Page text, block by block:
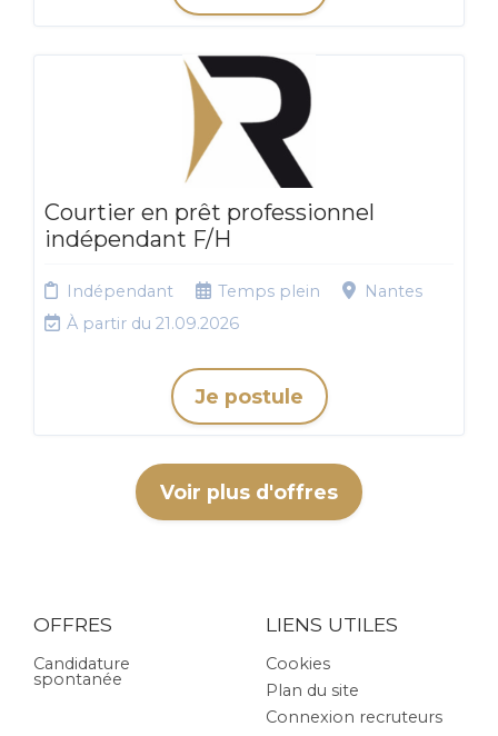
Courtier en prêt professionnel
indépendant F/H
Indépendant Temps plein
Nantes
À partir du 21.09.2026
Je postule
Voir plus d'offres
OFFRES
Candidature
spontanée
LIENS UTILES
Cookies
Plan du site
Connexion recruteurs